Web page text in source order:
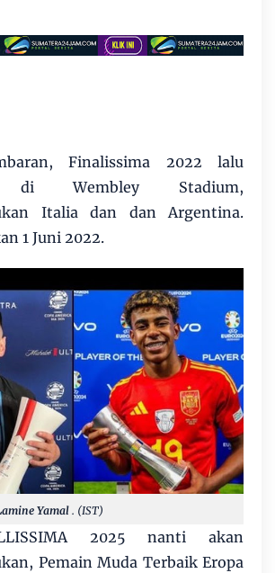
Finalissima 2022 lalu
di Wembley Stadium,
Italia dan dan Argentina.
1 Juni 2022.
Yamal. (IST)
2025 nanti akan
Pemain Muda Terbaik Eropa